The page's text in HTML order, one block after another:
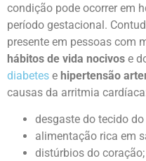
condição pode ocorrer em
período gestacional.
presente em pessoas com
hábitos de vida nocivos e
diabetes e hipertensão
causas da arritmia
desgaste do tecido
alimentação rica em
distúrbios do coração;